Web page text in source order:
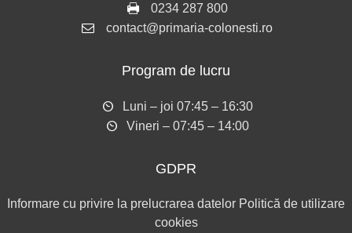
0234 287 800
contact@primaria-colonesti.ro
Program de lucru
Luni – joi 07:45 – 16:30
Vineri – 07:45 – 14:00
GDPR
Informare cu privire la prelucrarea datelor Politică de utilizare
cookies